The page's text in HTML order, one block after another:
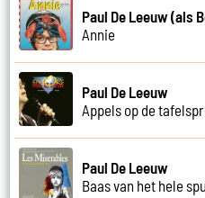
Paul De Leeuw (als
Annie
Paul De Leeuw
Appels op de
Paul De Leeuw
Baas van het hele